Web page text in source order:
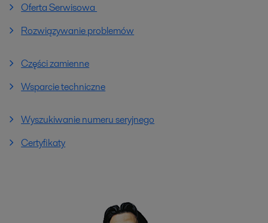
Oferta Serwisowa
Rozwiązywanie problemów
Części zamienne
Wsparcie techniczne
Wyszukiwanie numeru seryjnego
Certyfikaty